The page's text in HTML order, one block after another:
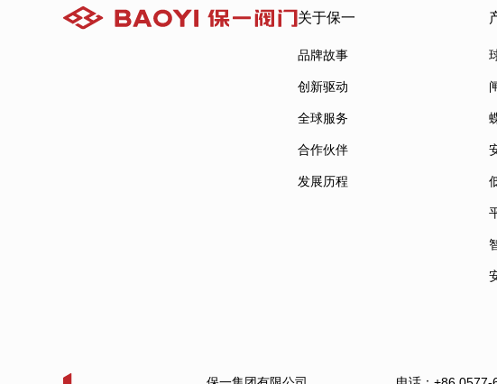
关于保一
品牌故事
创新驱动
全球服务
合作伙伴
发展历程